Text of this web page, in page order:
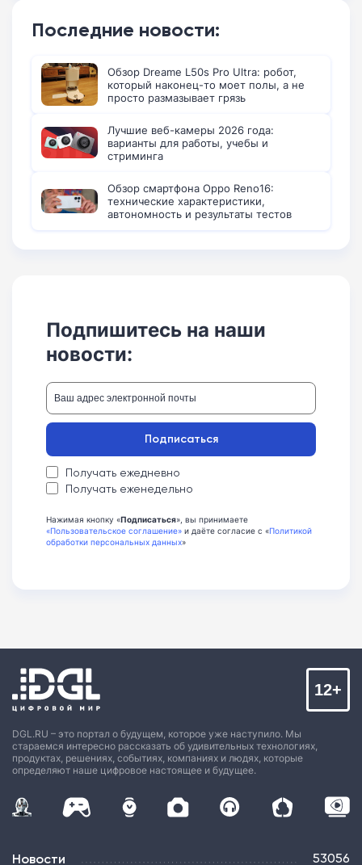
Последние новости:
Обзор Dreame L50s Pro Ultra: робот,
который наконец-то моет полы, а не
просто размазывает грязь
Лучшие веб-камеры 2026 года:
варианты для работы, учебы и
стриминга
Обзор смартфона Oppo Reno16:
технические характеристики,
автономность и результаты тестов
Подпишитесь на наши
новости:
Получать ежедневно
Получать еженедельно
Подписаться
Нажимая кнопку «Подписаться», вы принимаете
«Пользовательское соглашение» и даёте согласие с «Политикой
обработки персональных данных»
DGL.RU – это портал о будущем, которое уже наступило. Мы
стараемся интересно рассказать об удивительных технологиях,
продуктах, решениях, событиях, компаниях и людях, которые
определяют наше цифровое настоящее и будущее.
12+
Новости 53056